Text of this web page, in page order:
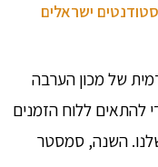
ישראלים
של מכון הערבה
ללוח הזמנים
השנה, סמסטר